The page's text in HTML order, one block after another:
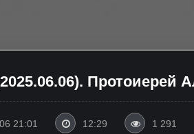
Протоиерей
21:01 12:29 1 291